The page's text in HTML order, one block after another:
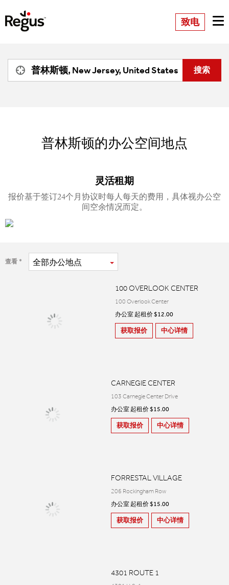
致电
普林斯顿的办公空间地点
灵活租期
报价基于签订24个月协议时每人每天的费用，具体视办公空
间空余情况而定。
查看 全部办公地点
100 OVERLOOK CENTER
100 Overlook Center
办公室 起租价 $12.00
获取报价 中心详情
CARNEGIE CENTER
103 Carnegie Center Drive
办公室 起租价 $15.00
获取报价 中心详情
FORRESTAL VILLAGE
206 Rockingham Row
办公室 起租价 $15.00
获取报价 中心详情
4301 ROUTE 1